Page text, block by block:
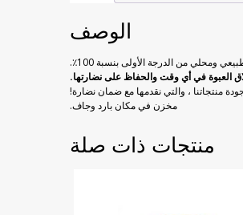
الوصف
ومحلي من الدرجة الأولى بنسبة 100٪.
منتجاتنا ، والتي نقدمها مع ضمان نضارة!
مخزن في مكان بارد وجاف.
منتجات ذات صلة